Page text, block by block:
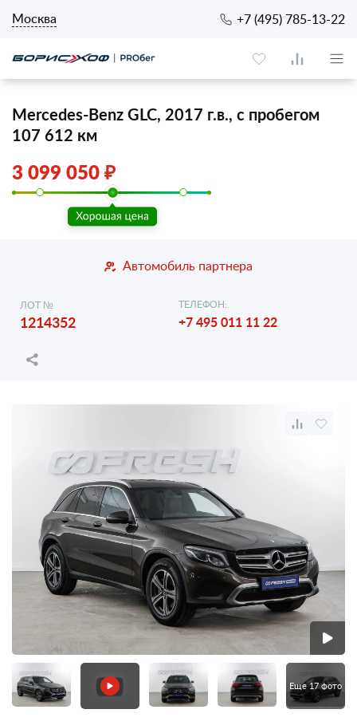
Москва +7 (495) 785-13-22
Mercedes-Benz GLC, 2017 г.в., с пробегом
107 612 км
3 099 050 ₽
Автомобиль партнера
ЛОТ №
1214352
ТЕЛЕФОН:
+7 495 011 11 22
Еще 17 фото